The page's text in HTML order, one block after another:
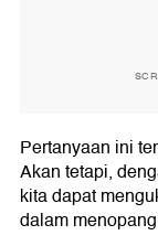
Pertanyaan ini
Akan tetapi,
kita dapat
dalam